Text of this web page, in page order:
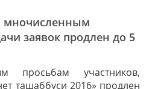
мночисленным
заявок продлен до 5
просьбам участников,
ташаббуси 2016» продлен